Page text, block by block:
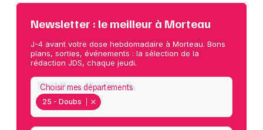
Newsletter : le meilleur à Morteau
J-4 avant votre dose hebdomadaire à Morteau. Bons
plans, sorties, événements : la sélection de la
rédaction JDS, chaque jeudi.
25 - Doubs
Choisir mes départements